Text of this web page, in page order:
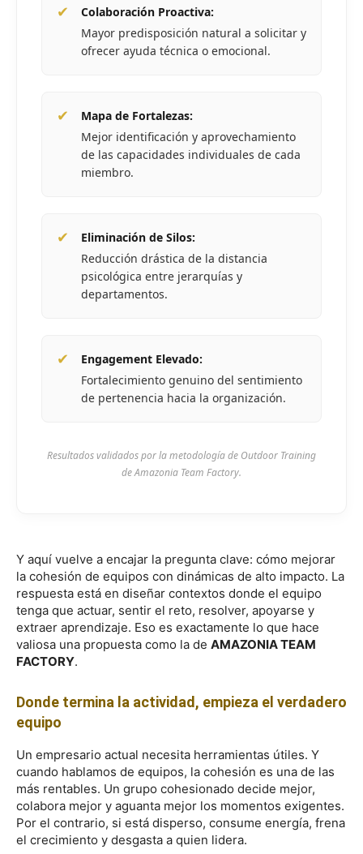
✔
Colaboración Proactiva:
Mayor predisposición natural a solicitar y
ofrecer ayuda técnica o emocional.
✔
Mapa de Fortalezas:
Mejor identificación y aprovechamiento
de las capacidades individuales de cada
miembro.
✔
Eliminación de Silos:
Reducción drástica de la distancia
psicológica entre jerarquías y
departamentos.
✔
Engagement Elevado:
Fortalecimiento genuino del sentimiento
de pertenencia hacia la organización.
Resultados validados por la metodología de Outdoor Training
de Amazonia Team Factory.
Y aquí vuelve a encajar la pregunta clave: cómo mejorar
la cohesión de equipos con dinámicas de alto impacto. La
respuesta está en diseñar contextos donde el equipo
tenga que actuar, sentir el reto, resolver, apoyarse y
extraer aprendizaje. Eso es exactamente lo que hace
valiosa una propuesta como la de AMAZONIA TEAM
FACTORY.
Donde termina la actividad, empieza el verdadero
equipo
Un empresario actual necesita herramientas útiles. Y
cuando hablamos de equipos, la cohesión es una de las
más rentables. Un grupo cohesionado decide mejor,
colabora mejor y aguanta mejor los momentos exigentes.
Por el contrario, si está disperso, consume energía, frena
el crecimiento y desgasta a quien lidera.